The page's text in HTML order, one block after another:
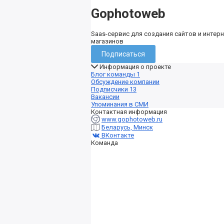
Gophotoweb
Saas-сервис для создания сайтов и
магазинов
Подписаться
Информация о проекте
Блог команды 1
Обсуждение компании
Подписчики 13
Вакансии
Упоминания в СМИ
Контактная информация
www.gophotoweb.ru
Беларусь, Минск
ВКонтакте
Команда